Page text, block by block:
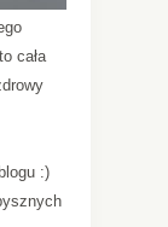
cała
:)